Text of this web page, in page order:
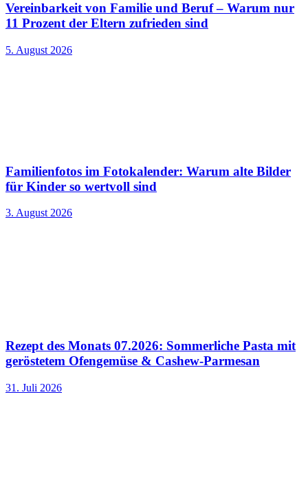
Vereinbarkeit von Familie und Beruf – Warum nur
11 Prozent der Eltern zufrieden sind
5. August 2026
Familienfotos im Fotokalender: Warum alte Bilder
für Kinder so wertvoll sind
3. August 2026
Rezept des Monats 07.2026: Sommerliche Pasta mit
geröstetem Ofengemüse & Cashew-Parmesan
31. Juli 2026